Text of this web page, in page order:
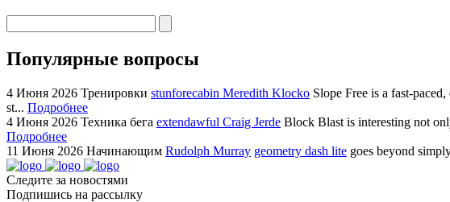
Популярные вопросы
4 Июня 2026 Тренировки stunforecabin Meredith Klocko Slope Free is a fast-
st... Подробнее
4 Июня 2026 Техника бега extendawful Craig Jerde Block Blast is interesting not
Подробнее
11 Июня 2026 Начинающим Rudolph Murray geometry dash lite goes beyond
Следите за новостями
Подпишись на рассылку